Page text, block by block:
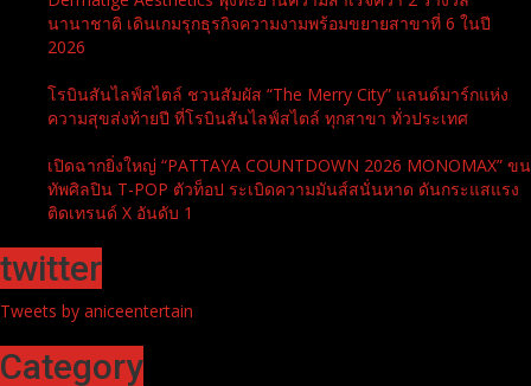
Dermatige Aesthetics พุ่งทะยานความสำเร็จคว้า 2 รางวัล
นานาชาติ เดินเกมรุกธุรกิจความงามพร้อมขยายสาขาที่ 6 ในปี
2026
โรบินสันไลฟ์สไตล์ ชวนสัมผัส “The Merry City” แลนด์มาร์กแห่ง
ความสุขส่งท้ายปี ที่โรบินสันไลฟ์สไตล์ ทุกสาขา ทั่วประเทศ
เปิดฉากยิ่งใหญ่ “PATTAYA COUNTDOWN 2026 MONOMAX” ขน
ทัพศิลปิน T-POP ตัวท็อป ระเบิดความมันส์สนั่นหาด ดันกระแสแรง
ติดเทรนด์ X อันดับ 1